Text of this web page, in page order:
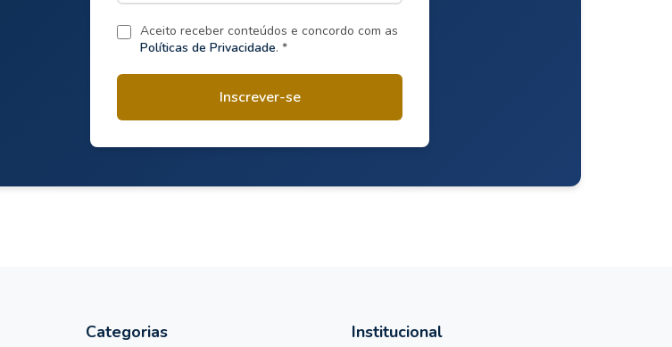
Aceito receber conteúdos e concordo com as
Políticas de Privacidade. *
Inscrever-se
Categorias Institucional